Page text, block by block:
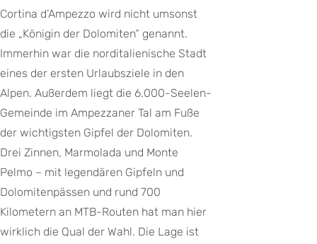
Cortina d’Ampezzo wird nicht umsonst
die „Königin der Dolomiten“ genannt.
Immerhin war die norditalienische Stadt
eines der ersten Urlaubsziele in den
Alpen. Außerdem liegt die 6.000-Seelen-
Gemeinde im Ampezzaner Tal am Fuße
der wichtigsten Gipfel der Dolomiten.
Drei Zinnen, Marmolada und Monte
Pelmo – mit legendären Gipfeln und
Dolomitenpässen und rund 700
Kilometern an MTB-Routen hat man hier
wirklich die Qual der Wahl. Die Lage ist